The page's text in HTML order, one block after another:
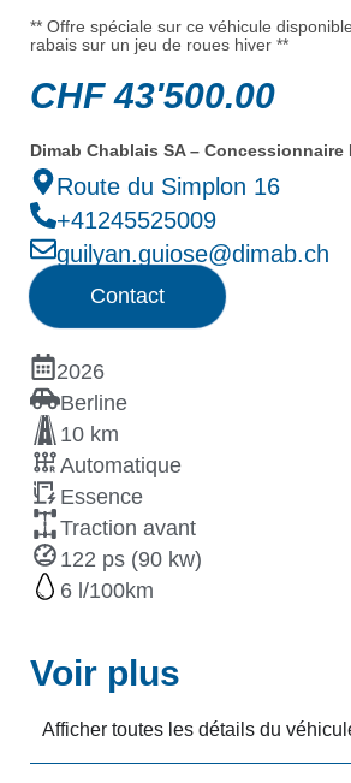
** Offre spéciale sur ce véhicule
rabais sur un jeu de roues hiver **
CHF43'500.00
Dimab Chablais SA – Concessionnaire
Route du Simplon 16
+41245525009
guilyan.guiose@dimab.ch
Contact
2026
Berline
10 km
Automatique
Essence
Traction avant
122 ps (90 kw)
6
Voir plus
Afficher toutes les détails du